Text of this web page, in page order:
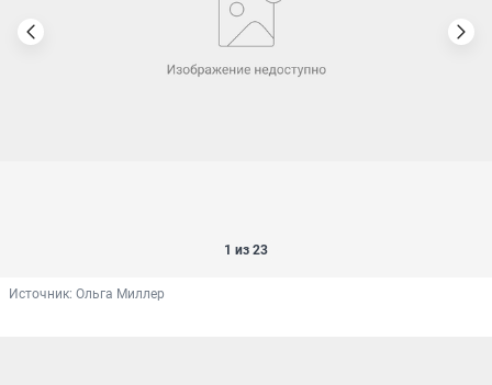
1 из 23
Источник: Ольга Миллер